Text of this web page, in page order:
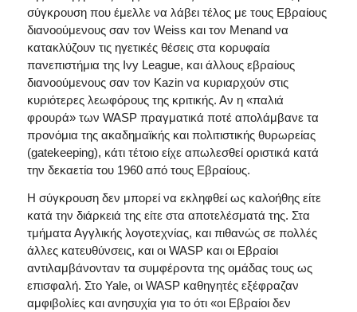
σύγκρουση που έμελλε να λάβει τέλος με τους Εβραίους
διανοούμενους σαν τον Weiss και τον Menand να
κατακλύζουν τις ηγετικές θέσεις στα κορυφαία
πανεπιστήμια της Ivy League, και άλλους εβραίους
διανοούμενους σαν τον Kazin να κυριαρχούν στις
κυριότερες λεωφόρους της κριτικής. Αν η «παλιά
φρουρά» των WASP πραγματικά ποτέ απολάμβανε τα
προνόμια της ακαδημαϊκής και πολιτιστικής θυρωρείας
(gatekeeping), κάτι τέτοιο είχε απωλεσθεί οριστικά κατά
την δεκαετία του 1960 από τους Εβραίους.
Η σύγκρουση δεν μπορεί να εκληφθεί ως καλοήθης είτε
κατά την διάρκειά της είτε στα αποτελέσματά της. Στα
τμήματα Αγγλικής λογοτεχνίας, και πιθανώς σε πολλές
άλλες κατευθύνσεις, και οι WASP και οι Εβραίοι
αντιλαμβάνονταν τα συμφέροντα της ομάδας τους ως
επισφαλή. Στο Yale, οι WASP καθηγητές εξέφραζαν
αμφιβολίες και ανησυχία για το ότι «οι Εβραίοι δεν